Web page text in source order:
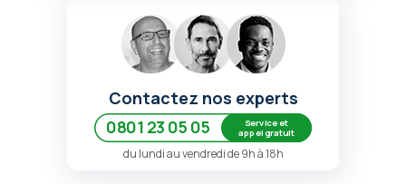
Contactez nos experts
0801 23 05 05
Service et
appel gratuit
du lundi au vendredi de 9h à 18h